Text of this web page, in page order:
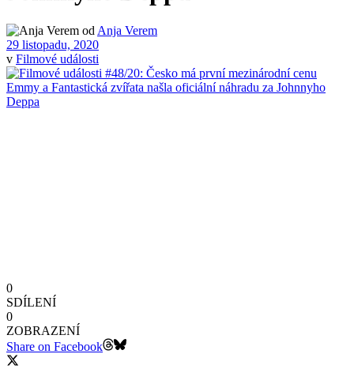
od Anja Verem
29 listopadu, 2020
v Filmové události
0
SDÍLENÍ
0
ZOBRAZENÍ
Share on Facebook